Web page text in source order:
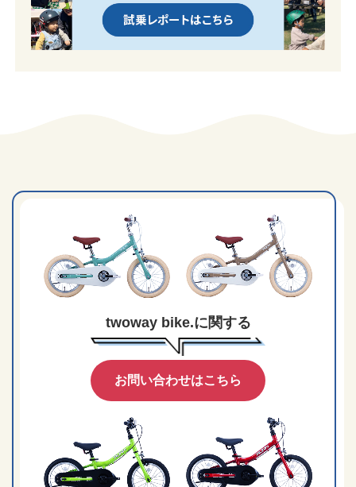
twoway bike.に関する
お問い合わせはこちら